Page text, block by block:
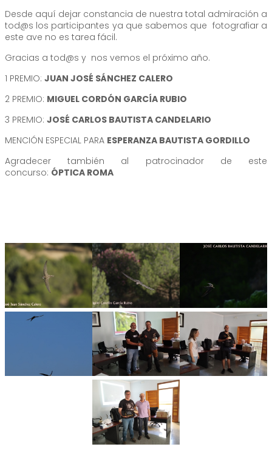
Desde aquí dejar constancia de nuestra total admiración a
tod@s los participantes ya que sabemos que fotografiar a
este ave no es tarea fácil.
Gracias a tod@s y nos vemos el próximo año.
1 PREMIO: JUAN JOSÉ SÁNCHEZ CALERO
2 PREMIO: MIGUEL CORDÓN GARCÍA RUBIO
3 PREMIO: JOSÉ CARLOS BAUTISTA CANDELARIO
MENCIÓN ESPECIAL PARA ESPERANZA BAUTISTA GORDILLO
Agradecer también al patrocinador de este
concurso: ÓPTICA ROMA